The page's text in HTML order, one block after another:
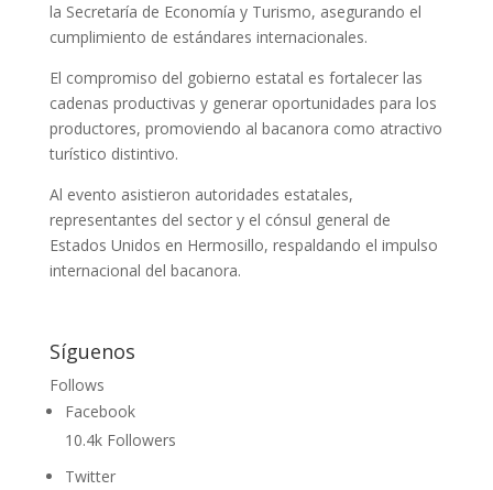
la Secretaría de Economía y Turismo, asegurando el
cumplimiento de estándares internacionales.
El compromiso del gobierno estatal es fortalecer las
cadenas productivas y generar oportunidades para los
productores, promoviendo al bacanora como atractivo
turístico distintivo.
Al evento asistieron autoridades estatales,
representantes del sector y el cónsul general de
Estados Unidos en Hermosillo, respaldando el impulso
internacional del bacanora.
Síguenos
Follows
Facebook
10.4k Followers
Twitter